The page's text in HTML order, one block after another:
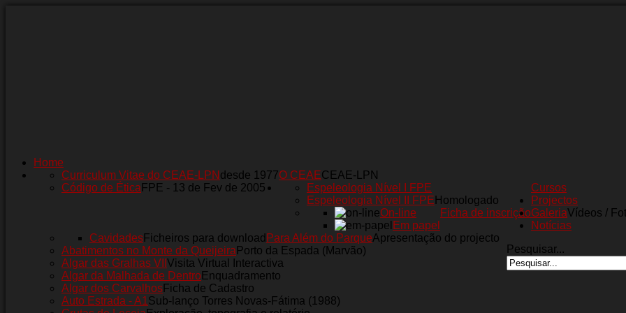
Home
O CEAECEAE-LPN
Curriculum Vitae do CEAE-LPN desde 1977
Código de Ética FPE - 13 de Fev de 2005 Cursos
Espeleologia Nível I FPE
Espeleologia Nível II FPE Homologado
Ficha de inscrição
On-line
Em papel
Projectos
Para Além do ParqueApresentação do projecto
CavidadesFicheiros para download
Abatimentos no Monte da Queijeira Porto da Espada (Marvão)
Algar das Gralhas VII Visita Virtual Interactiva
Algar da Malhada de DentroEnquadramento
Algar dos CarvalhosFicha de Cadastro
Auto Estrada - A1Sub-lanço Torres Novas-Fátima (1988)
GaleriaVídeos /
Notícias
Pesquisar...